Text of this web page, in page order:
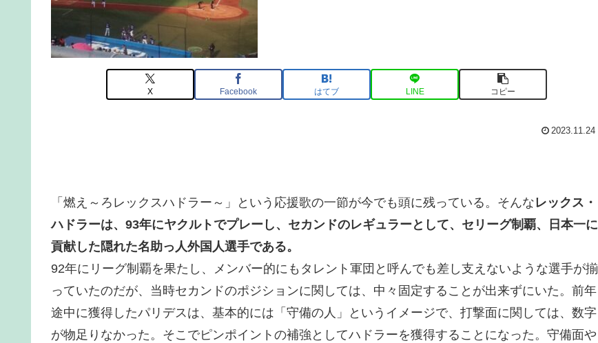
X Facebook はてブ LINE コピー
2023.11.24
「燃え～ろレックスハドラー～」という応援歌の一節が今でも頭に残っている。そんなレックス・
ハドラーは、93年にヤクルトでプレーし、セカンドのレギュラーとして、セリーグ制覇、日本一に
貢献した隠れた名助っ人外国人選手である。
92年にリーグ制覇を果たし、メンバー的にもタレント軍団と呼んでも差し支えないような選手が揃
っていたのだが、当時セカンドのポジションに関しては、中々固定することが出来ずにいた。前年
途中に獲得したパリデスは、基本的には「守備の人」というイメージで、打撃面に関しては、数字
が物足りなかった。そこでピンポイントの補強としてハドラーを獲得することになった。守備面や